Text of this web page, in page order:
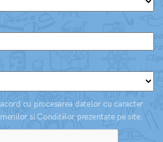
cu procesarea datelor cu caracter
si Conditiilor prezentate pe site.